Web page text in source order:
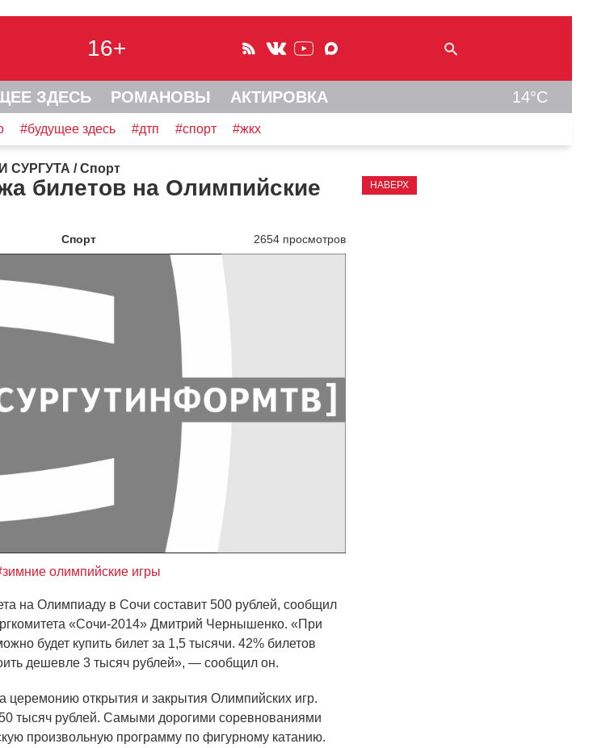
16+
ЗДЕСЬ РОМАНОВЫ АКТИРОВКА 14°C
#будущее здесь #дтп #спорт #жкх
СУРГУТА /Спорт
билетов на Олимпийские
Спорт 2654 просмотров
олимпийские игры
на Олимпиаду в Сочи составит 500 рублей, сообщил
«Сочи-2014» Дмитрий Чернышенко. «При
будет купить билет за 1,5 тысячи. 42% билетов
дешевле 3 тысяч рублей», — сообщил он.
церемонию открытия и закрытия Олимпийских игр.
тысяч рублей. Самыми дорогими соревнованиями
произвольную программу по фигурному катанию.
НАВЕРХ